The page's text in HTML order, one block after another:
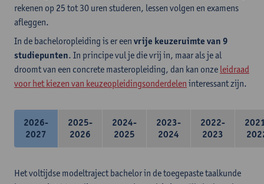
rekenen op 25 tot 30 uren studeren, lessen volgen en examens
afleggen.
In de bacheloropleiding is er een vrije keuzeruimte van 9
studiepunten. In principe vul je die vrij in, maar als je al
droomt van een concrete masteropleiding, dan kan onze leidraad
voor het kiezen van keuzeopleidingsonderdelen interessant zijn.
2026-
2027
2025-
2026
2024-
2025
2023-
2024
2022-
2023
Het voltijdse modeltraject bachelor in de toegepaste taalkunde